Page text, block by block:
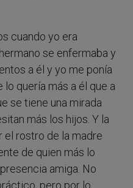
cuando yo era
se enfermaba y
a él y yo me ponía
quería más a él que a
se tiene una mirada
más los hijos. Y la
el rostro de la madre
de quien más lo
amiga. No
pero por lo